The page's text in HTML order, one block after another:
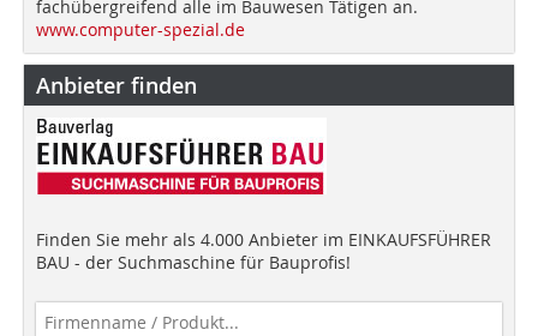
fachübergreifend alle im Bauwesen Tätigen an.
www.computer-spezial.de
Anbieter finden
Finden Sie mehr als 4.000 Anbieter im EINKAUFSFÜHRER
BAU - der Suchmaschine für Bauprofis!